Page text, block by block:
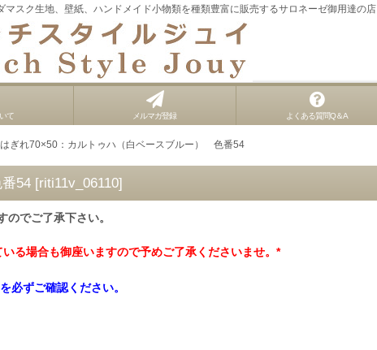
マスク生地、壁紙、ハンドメイド小物類を種類豊富に販売するサロネーゼ御用達の店
て メルマガ登録 よくある質問Q＆A
はぎれ70×50：カルトゥハ（白ベースブルー） 色番54
54 [riti11v_06110]
でご了承下さい。
る場合も御座いますので予めご了承くださいませ。*
を必ずご確認ください。